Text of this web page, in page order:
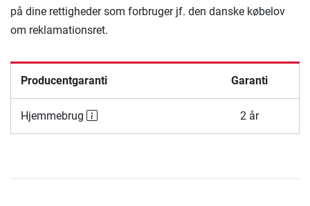
på dine rettigheder som forbruger jf. den danske købelov
om reklamationsret.
Producentgaranti Garanti
Hjemmebrug 2 år